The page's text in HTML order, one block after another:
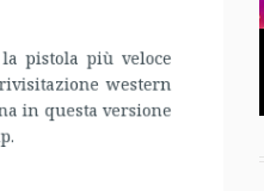
rivisitazione western